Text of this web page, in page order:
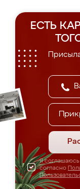
ЕСТЬ
Я соглашаюсь
согласно